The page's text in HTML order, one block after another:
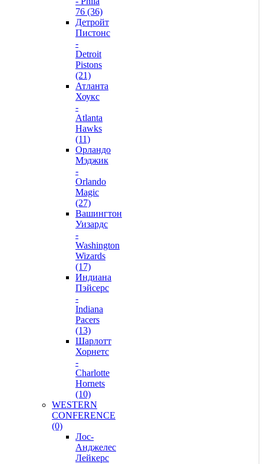
76 (36)
Детройт
Пистонс
-
Detroit
Pistons
(21)
Атланта
Хоукс
-
Atlanta
Hawks
(11)
Орландо
Мэджик
-
Orlando
Magic
(27)
Вашингтон
Уизардс
-
Washington
Wizards
(17)
Индиана
Пэйсерс
-
Indiana
Pacers
(13)
Шарлотт
Хорнетс
-
Charlotte
Hornets
(10)
WESTERN
CONFERENCE
(0)
Лос-
Анджелес
Лейкерс